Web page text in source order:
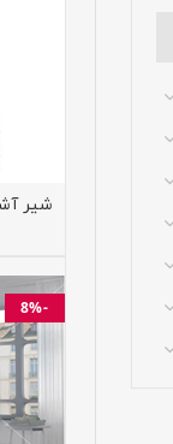
شیر
-8%